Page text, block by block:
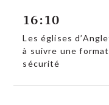
16:10
Les églises
à suivre une
sécurité